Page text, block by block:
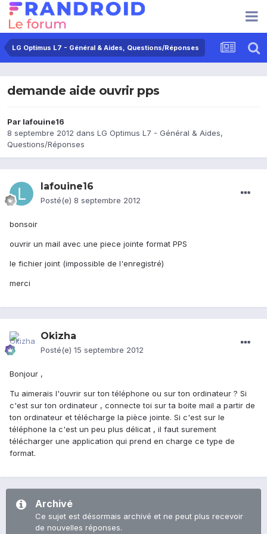
LG Optimus L7 - Général & Aides, Questions/Réponses
demande aide ouvrir pps
Par lafouine16
8 septembre 2012 dans LG Optimus L7 - Général & Aides,
Questions/Réponses
lafouine16
Posté(e) 8 septembre 2012
bonsoir
ouvrir un mail avec une piece jointe format PPS
le fichier joint (impossible de l'enregistré)
merci
Okizha
Posté(e) 15 septembre 2012
Bonjour ,
Tu aimerais l'ouvrir sur ton téléphone ou sur ton ordinateur ? Si
c'est sur ton ordinateur , connecte toi sur ta boite mail a partir de
ton ordinateur et télécharge la pièce jointe. Si c'est sur le
téléphone la c'est un peu plus délicat , il faut surement
télécharger une application qui prend en charge ce type de
format.
Archivé
Ce sujet est désormais archivé et ne peut plus recevoir
de nouvelles réponses.